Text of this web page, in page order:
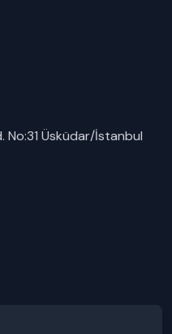
No:31 Üsküdar/İstanbul